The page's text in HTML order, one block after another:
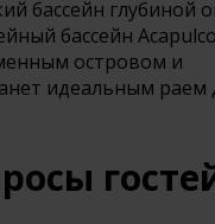
бассейн глубиной
бассейн
островом и
идеальным раем